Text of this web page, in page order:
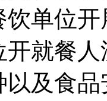
单位
就餐
及食